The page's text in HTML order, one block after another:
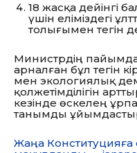
18 жасқа дейінгі
үшін еліміздегі
толығымен тегін
Министрдің
арналған бұл тегін
мен экологиялық
қолжетімділігін
кезінде өскелең
танымды
Жаңа Конституцияға